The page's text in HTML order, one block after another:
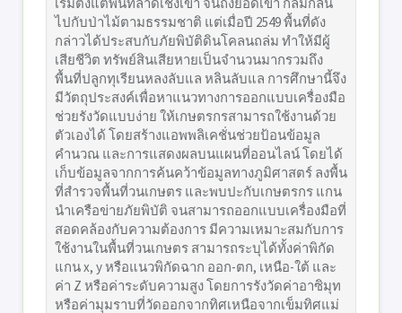
ไปกับป่าไม้ตามธรรมชาติ แต่เมื่อปี 2549 พื้นที่ดัง
กล่าวได้ประสบกับภัยพิบัติดินโคลนถล่ม ทำให้มีผู้
เสียชีวิต ทรัพย์สินเสียหายเป็นจำนวนมากรวมถึง
พื้นที่ปลูกทุเรียนหลงลับแล หลินลับแล การศึกษานี้จึง
มีวัตถุประสงค์เพื่อหาแนวทางการออกแบบเครื่องมือ
ช่วยรังวัดแบบง่าย ให้เกษตรกรสามารถใช้งานด้วย
ตัวเองได้ โดยสร้างแอพพลิเคชั่นช่วยป้อนข้อมูล
คำนวณ และการแสดงผลบนแผนที่ออนไลน์ โดยได้
เก็บข้อมูลจากการค้นคว้าข้อมูลทางภูมิศาสตร์ ลงพื้น
ที่สำรวจพื้นที่วนเกษตร และพบปะกับเกษตรกร แกน
นำเครือข่ายภัยพิบัติ จนสามารถออกแบบเครื่องมือที่
สอดคล้องกับความต้องการ มีความเหมาะสมกับการ
ใช้งานในพื้นที่วนเกษตร สามารถระบุได้ทั้งค่าพิกัด
แกน x, y หรือแนวพิกัดฉาก ออก-ตก, เหนือ-ใต้ และ
ค่า Z หรือค่าระดับความสูง โดยการรังวัดค่าอาซิมุท
หรือค่ามุมราบที่วัดออกจากทิศเหนือจากเข็มทิศแม่